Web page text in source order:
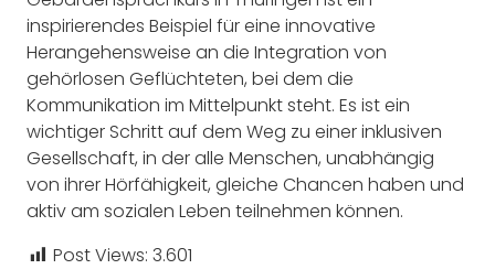
inspirierendes Beispiel für eine innovative
Herangehensweise an die Integration von
gehörlosen Geflüchteten, bei dem die
Kommunikation im Mittelpunkt steht. Es ist ein
wichtiger Schritt auf dem Weg zu einer inklusiven
Gesellschaft, in der alle Menschen, unabhängig
von ihrer Hörfähigkeit, gleiche Chancen haben und
aktiv am sozialen Leben teilnehmen können.
Post Views: 3.601